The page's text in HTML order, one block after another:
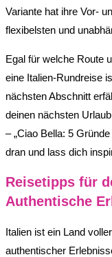
Variante hat ihre Vor-
flexibelsten und
Egal für welche Route
eine Italien-Rundreise
nächsten Abschnitt
deinen nächsten
– „Ciao Bella: 5
dran und lass dich
Reisetipps für
Authentische
Italien ist ein Land
authentischer